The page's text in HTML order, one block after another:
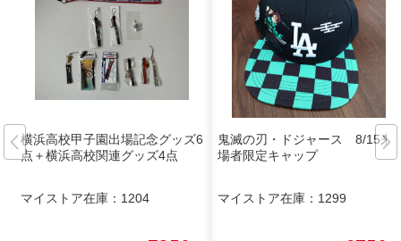
横浜高校甲子園出場記念グッズ6
点＋横浜高校関連グッズ4点
マイストア在庫： 1204
鬼滅の刃・ドジャース 8/15来
場者限定キャップ
マイストア在庫： 1299